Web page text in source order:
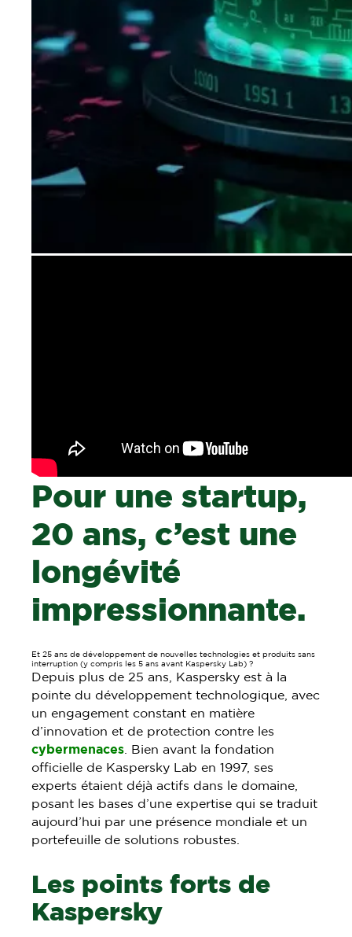
Pour une startup,
20 ans, c’est une
longévité
impressionnante.
Et 25 ans de développement de nouvelles technologies et produits sans
interruption (y compris les 5 ans avant Kaspersky Lab) ?
Depuis plus de 25 ans, Kaspersky est à la
pointe du développement technologique, avec
un engagement constant en matière
d’innovation et de protection contre les
cybermenaces . Bien avant la fondation
officielle de Kaspersky Lab en 1997, ses
experts étaient déjà actifs dans le domaine,
posant les bases d’une expertise qui se traduit
aujourd’hui par une présence mondiale et un
portefeuille de solutions robustes.
Les points forts de
Kaspersky